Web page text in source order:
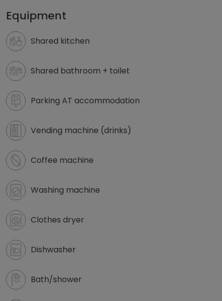
Equipment
Shared kitchen
Shared bathroom + toilet
Parking AT accommodation
Vending machine (drinks)
Coffee machine
Washing machine
Clothes dryer
Dishwasher
Bath/shower